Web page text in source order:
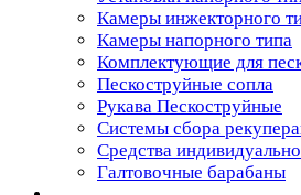
Камеры инжекторного
Камеры напорного типа
Комплектующие для
Пескоструйные сопла
Рукава Пескоструйные
Системы сбора
Средства
Галтовочные барабаны